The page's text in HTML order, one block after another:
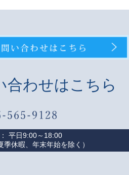
合わせはこちら
平日9:00～18:00
季休暇、年末年始を除く）